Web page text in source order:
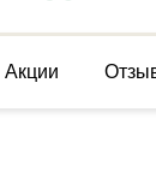
Акции